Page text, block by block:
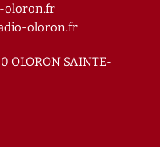
oloron.fr
oloron.fr
OLORON SAINTE-